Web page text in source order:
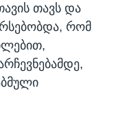
თავს და
რომ